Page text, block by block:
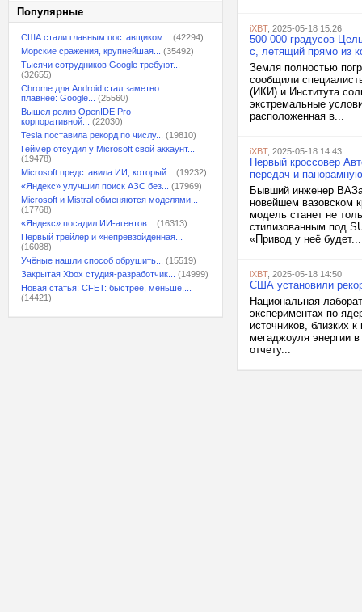
Популярные
США стали главным поставщиком...
(42294)
Морские сражения, крупнейшая...
(35492)
Тысячи сотрудников Google требуют...
(32655)
Chrome для Android стал заметно
плавнее: Google...
(25560)
Вышел релиз OpenIDE Pro —
корпоративной...
(22030)
Tesla поставила рекорд по числу...
(19810)
Геймер отсудил у Microsoft свой аккаунт...
(19478)
Microsoft представила ИИ, который...
(19232)
«Яндекс» улучшил поиск АЗС без...
(17969)
Microsoft и Mistral обменяются моделями...
(17768)
«Яндекс» посадил ИИ-агентов...
(16313)
Первый трейлер и «непревзойдённая...
(16088)
Учёные нашли способ обрушить...
(15519)
Закрытая Xbox студия-разработчик...
(14999)
Новая статья: CFET: быстрее, меньше,...
(14421)
iXBT, 2025-05-18 15:26
500 000 градусов
с, летящий прямо из
Земля полностью
сообщили
(ИКИ) и Института
экстремальные
расположенная в...
iXBT, 2025-05-18 14:43
Первый кроссовер
передач и
Бывший инженер
новейшем вазовском
модель станет не
стилизованным под
«Привод у неё будет...
iXBT, 2025-05-18 14:50
США установили
Национальная
экспериментах по
источников, близких
мегаджоуля энергии
отчету...